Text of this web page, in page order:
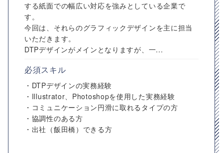
する紙面での幅広い対応を強みとしている企業で
す。
今回は、それらのグラフィックデザインを主に担当
いただきます。
DTPデザインがメインとなりますが、一...
必須スキル
・DTPデザインの実務経験
・Illustrator、Photoshopを使用した実務経験
・コミュニケーション円滑に取れるタイプの方
・協調性のある方
・出社（飯田橋）できる方